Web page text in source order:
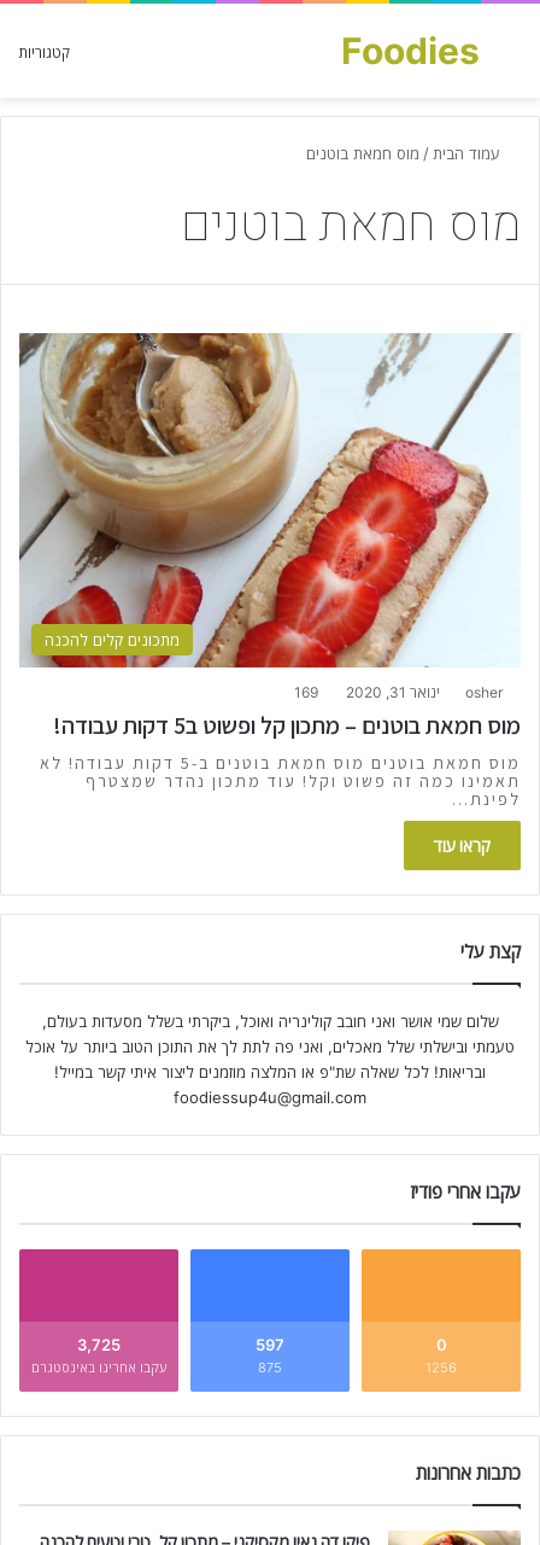
קטגוריות Foodies
חפש עבור
עמוד הבית / מוס חמאת בוטנים
מוס חמאת בוטנים
מתכונים קלים להכנה
osher ינואר 31, 2020 169
מוס חמאת בוטנים – מתכון קל ופשוט ב5 דקות עבודה!
מוס חמאת בוטנים מוס חמאת בוטנים ב-5 דקות עבודה! לא
תאמינו כמה זה פשוט וקל! עוד מתכון נהדר שמצטרף
לפינת…
קראו עוד
קצת עלי
שלום שמי אושר ואני חובב קולינריה ואוכל, ביקרתי בשלל מסעדות בעולם,
טעמתי ובישלתי שלל מאכלים, ואני פה לתת לך את התוכן הטוב ביותר על אוכל
ובריאות! לכל שאלה שת"פ או המלצה מוזמנים ליצור איתי קשר במייל!
foodiessup4u@gmail.com
עקבו אחרי פודיז
0
1256
597
875
3,725
עקבו אחרינו באינסטגרם
כתבות אחרונות